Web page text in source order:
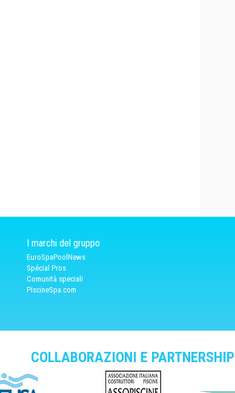
I marchi del gruppo
EuroSpaPoolNews
Spécial Pros
Comunità speciali
PiscineSpa.com
COLLABORAZIONI E PARTNERSHIP